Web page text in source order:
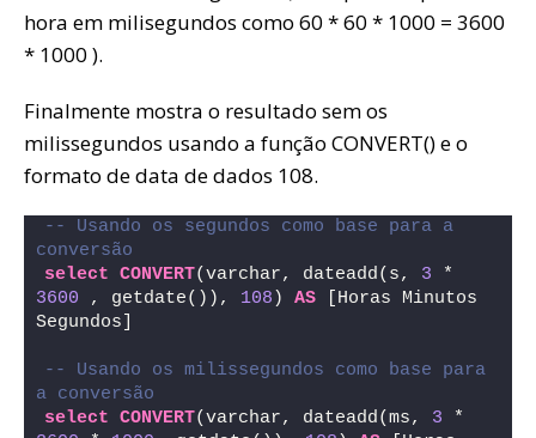
hora em milisegundos como 60 * 60 * 1000 = 3600
* 1000 ).
Finalmente mostra o resultado sem os
milissegundos usando a função CONVERT() e o
formato de data de dados 108.
-- Usando os segundos como base para a
conversão
select CONVERT(varchar, dateadd(s, 3
3600 , getdate()), 108 ) AS [Horas Minutos
Segundos]
-- Usando os milissegundos como base para
a conversão
select CONVERT(varchar, dateadd(ms, 3